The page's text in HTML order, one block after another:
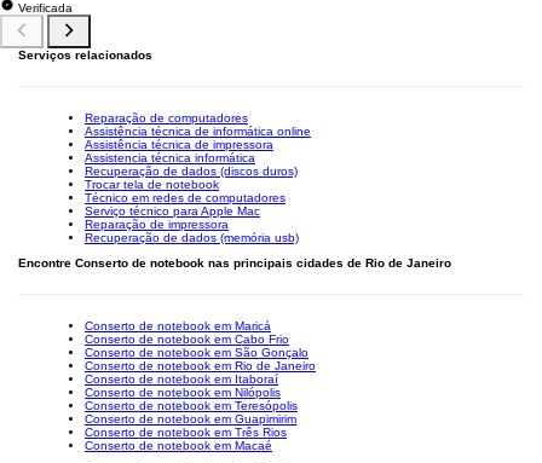
Verificada
Serviços relacionados
Reparação de computadores
Assistência técnica de informática online
Assistência técnica de impressora
Assistencia técnica informática
Recuperação de dados (discos duros)
Trocar tela de notebook
Técnico em redes de computadores
Serviço técnico para Apple Mac
Reparação de impressora
Recuperação de dados (memória usb)
Encontre Conserto de notebook nas principais cidades de Rio de Janeiro
Conserto de notebook em Maricá
Conserto de notebook em Cabo Frio
Conserto de notebook em São Gonçalo
Conserto de notebook em Rio de Janeiro
Conserto de notebook em Itaboraí
Conserto de notebook em Nilópolis
Conserto de notebook em Teresópolis
Conserto de notebook em Guapimirim
Conserto de notebook em Três Rios
Conserto de notebook em Macaé